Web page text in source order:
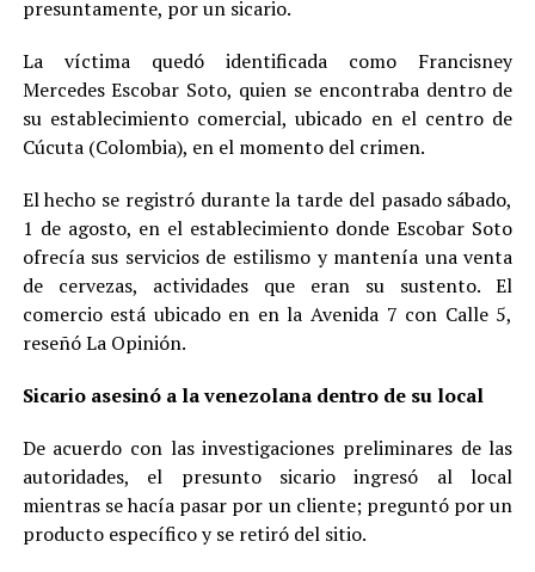
presuntamente, por un sicario.
La víctima quedó identificada como Francisney
Mercedes Escobar Soto, quien se encontraba dentro de
su establecimiento comercial, ubicado en el centro de
Cúcuta (Colombia), en el momento del crimen.
El hecho se registró durante la tarde del pasado sábado,
1 de agosto, en el establecimiento donde Escobar Soto
ofrecía sus servicios de estilismo y mantenía una venta
de cervezas, actividades que eran su sustento. El
comercio está ubicado en en la Avenida 7 con Calle 5,
reseñó La Opinión.
Sicario asesinó a la venezolana dentro de su local
De acuerdo con las investigaciones preliminares de las
autoridades, el presunto sicario ingresó al local
mientras se hacía pasar por un cliente; preguntó por un
producto específico y se retiró del sitio.